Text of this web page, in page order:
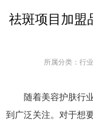
祛斑项目加盟
所属分类： 行
随着美容护肤行业
到广泛关注。对于想